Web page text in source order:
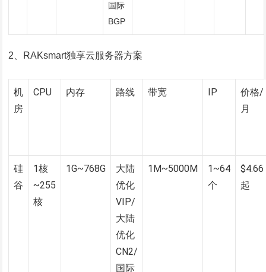
国际
BGP
2、RAKsmart独享云服务器方案
机
房
CPU 内存 路线 带宽 IP
价格/
月
硅
谷
1核
~255
核
1G~768G
大陆
优化
VIP/
大陆
优化
CN2/
国际
1M~5000M
1~64
个
$4.66
起